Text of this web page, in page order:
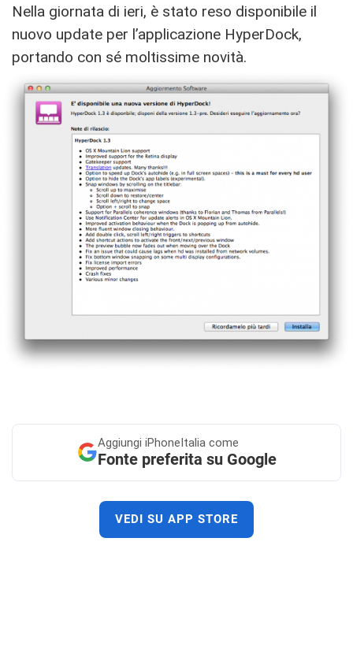
Nella giornata di ieri, è stato reso disponibile il
nuovo update per l’applicazione HyperDock,
portando con sé moltissime novità.
Aggiungi iPhoneItalia come
Fonte preferita su Google
VEDI SU APP STORE